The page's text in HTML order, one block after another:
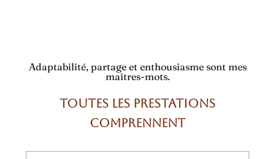
Adaptabilité, partage et enthousiasme sont mes
maîtres-mots.
Toutes les prestations
comprennent